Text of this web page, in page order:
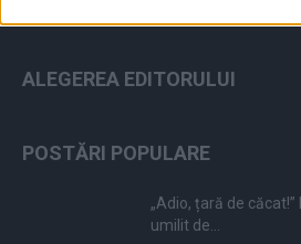
ALEGEREA EDITORULUI
POSTĂRI POPULARE
„Adio, țară de
umilit de...